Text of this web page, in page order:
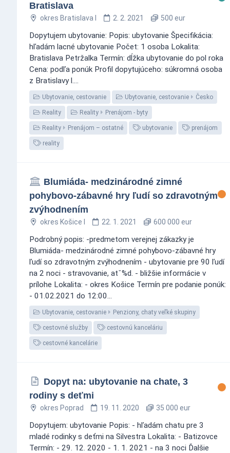
Bratislava
okres Bratislava I 2. 2. 2021 500 eur
Dopytujem ubytovanie: Popis: ubytovanie Špecifikácia:
hľadám lacné ubytovanie Počet: 1 osoba Lokalita:
Bratislava Petržalka Termín: dĺžka ubytovanie do pol roka
Cena: podľa ponúk Profil dopytujúceho: súkromná osoba
z Bratislavy l....
Ubytovanie, cestovanie Ubytovanie, cestovanie Česko
Reality Reality Prenájom - byty
Reality Prenájom – ostatné ubytovanie prenájom
reality
Blumiáda- medzinárodné zimné
pohybovo-zábavné hry ľudí so zdravotným
zvýhodnením
okres Košice I 22. 1. 2021 600 000 eur
Podrobný popis: -predmetom verejnej zákazky je
Blumiáda- medzinárodné zimné pohybovo-zábavné hry
ľudí so zdravotným zvýhodnením - ubytovanie pre 90 ľudí
na 2 noci - stravovanie, atˇ%d. - bližšie informácie v
prílohe Lokalita: - okres Košice Termín pre podanie ponúk:
- 01.02.2021 do 12:00...
Ubytovanie, cestovanie Penziony, chaty veľké skupiny
cestovné služby cestovnú kanceláriu
cestovné kancelárie
Dopyt na: ubytovanie na chate, 3
rodiny s deťmi
okres Poprad 19. 11. 2020 35 000 eur
Dopytujem: ubytovanie Popis: - hľadám chatu pre 3
mladé rodinky s deťmi na Silvestra Lokalita: - Batizovce
Termín: - 29. 12. 2020 - 1. 1. 2021 - na 3 noci Ďalšie